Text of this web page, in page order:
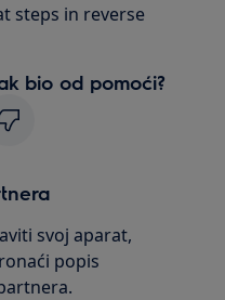
steps in reverse
bio od pomoći?
svoj aparat,
popis